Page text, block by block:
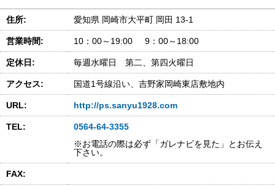
住所: 愛知県 岡崎市大平町 岡田 13-1
営業時間: 10：00～19:00 9：00～18:00
定休日: 毎週水曜日 第二、第四火曜日
アクセス: 国道1号線沿い、吉野家岡崎東店敷地内
URL: http://ps.sanyu1928.com
TEL:
0564-64-3355
※お電話の際は必ず「ガレナビを見た」とお伝え
下さい。
FAX: